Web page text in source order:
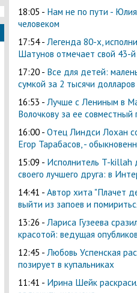
18:05 - Нам не по пути -
человеком
17:54 - Легенда 80-х,
Шатунов отмечает свой 43-
17:20 - Все для детей:
сумкой за 2 тысячи долларов
16:53 - Лучше с Лениным в
Волочкову за ее
16:00 - Отец Линдси Лохан
Егор Тарабасов, -
15:09 - Исполнитель T-killah
своего лучшего друга: в
14:41 - Автор хита "Плачет
выйти из запоев и
13:26 - Лариса Гузеева
красотой: ведущая
12:45 - Любовь Успенская
позирует в купальниках
11:41 - Ирина Шейк